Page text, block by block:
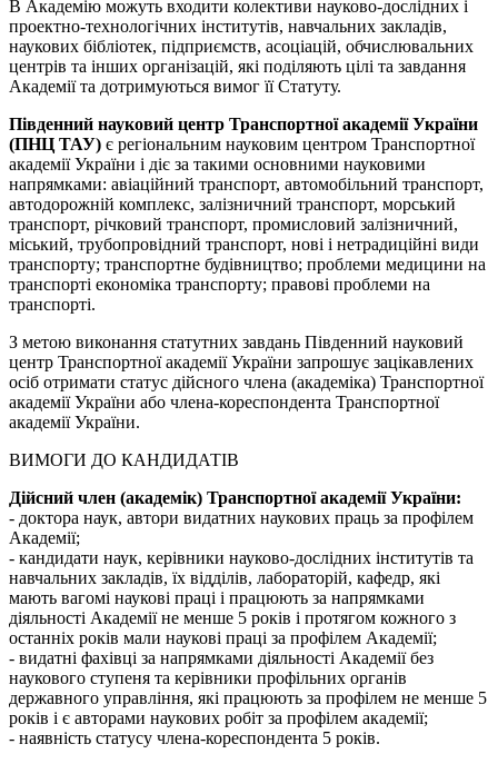
В Академію можуть входити колективи науково-дослідних і
проектно-технологічних інститутів, навчальних закладів,
наукових бібліотек, підприємств, асоціацій, обчислювальних
центрів та інших організацій, які поділяють цілі та завдання
Академії та дотримуються вимог її Статуту.
Південний науковий центр Транспортної академії України
(ПНЦ ТАУ) є регіональним науковим центром Транспортної
академії України і діє за такими основними науковими
напрямками: авіаційний транспорт, автомобільний транспорт,
автодорожній комплекс, залізничний транспорт, морський
транспорт, річковий транспорт, промисловий залізничний,
міський, трубопровідний транспорт, нові і нетрадиційні види
транспорту; транспортне будівництво; проблеми медицини на
транспорті економіка транспорту; правові проблеми на
транспорті.
З метою виконання статутних завдань Південний науковий
центр Транспортної академії України запрошує зацікавлених
осіб отримати статус дійсного члена (академіка) Транспортної
академії України або члена-кореспондента Транспортної
академії України.
ВИМОГИ ДО КАНДИДАТІВ
Дійсний член (академік) Транспортної академії України:
- доктора наук, автори видатних наукових праць за профілем
Академії;
- кандидати наук, керівники науково-дослідних інститутів та
навчальних закладів, їх відділів, лабораторій, кафедр, які
мають вагомі наукові праці і працюють за напрямками
діяльності Академії не менше 5 років і протягом кожного з
останніх років мали наукові праці за профілем Академії;
- видатні фахівці за напрямками діяльності Академії без
наукового ступеня та керівники профільних органів
державного управління, які працюють за профілем не менше 5
років і є авторами наукових робіт за профілем академії;
- наявність статусу члена-кореспондента 5 років.